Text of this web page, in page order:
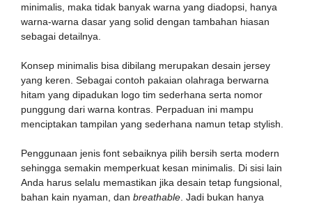
minimalis, maka tidak banyak warna yang diadopsi, hanya
warna-warna dasar yang solid dengan tambahan hiasan
sebagai detailnya.
Konsep minimalis bisa dibilang merupakan desain jersey
yang keren. Sebagai contoh pakaian olahraga berwarna
hitam yang dipadukan logo tim sederhana serta nomor
punggung dari warna kontras. Perpaduan ini mampu
menciptakan tampilan yang sederhana namun tetap stylish.
Penggunaan jenis font sebaiknya pilih bersih serta modern
sehingga semakin memperkuat kesan minimalis. Di sisi lain
Anda harus selalu memastikan jika desain tetap fungsional,
bahan kain nyaman, dan breathable . Jadi bukan hanya